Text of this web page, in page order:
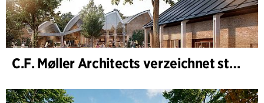
C.F. Møller Architects verzeichnet starkes Ergebnis im Geschäftsjahr 2025